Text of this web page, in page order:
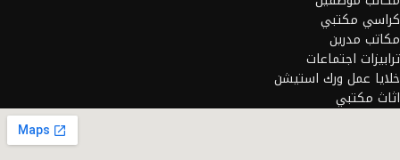
كراسي مكتبي
مكاتب مدرين
ترابيزات اجتماعات
خلايا عمل ورك استيشن
اثاث مكتبي